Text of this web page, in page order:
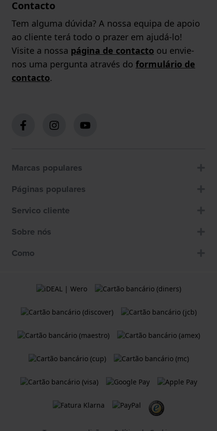
Contacto
Tem alguma dúvida? A nossa equipa de apoio
ao cliente terá todo o prazer em ajudá-lo!
Visite a nossa página de contacto ou envie-
nos uma pergunta através do formulário de
contacto.
Marcas populares
Páginas populares
Servico cliente
Sobre nós
Como